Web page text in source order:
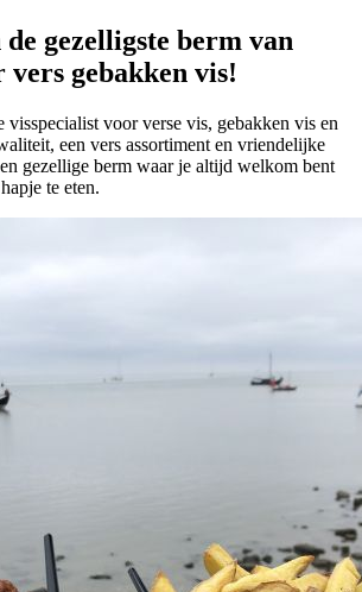
gezelligste berm van
gebakken vis!
voor verse vis, gebakken vis en
een vers assortiment en vriendelijke
gezellige berm waar je altijd welkom bent
te eten.